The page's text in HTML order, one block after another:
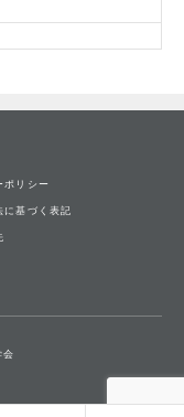
ポリシー
に基づく表記
会